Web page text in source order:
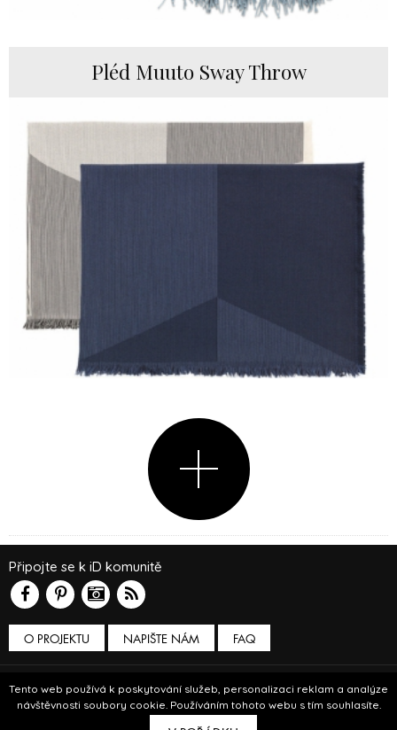
Tento web používá k poskytování služeb, personalizaci reklam a analýze
návštěvnosti soubory cookie. Používáním tohoto webu s tím souhlasíte.
Pléd Muuto Sway Throw
O PROJEKTU NAPIŠTE NÁM
Připojte se k iD komunitě
FAQ
Podmínky používání
© Insidecor 2013-2019.